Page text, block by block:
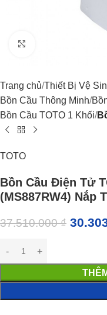
Trang chủ Thiết Bị Vệ
Bồn Cầu Thông Minh
Bồn Cầu TOTO 1 Khối
TOTO
Bồn Cầu Điện Tử
(MS887RW4) Nắp
37.510.000₫